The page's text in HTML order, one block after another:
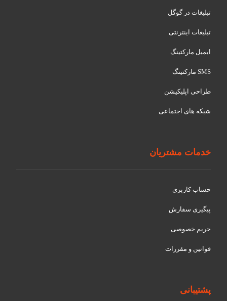
تبلیغات در گوگل
تبلیغات اینترنتی
ایمیل مارکتینگ
SMS مارکتینگ
طراحی اپلیکیشن
شبکه های اجتماعی
خدمات مشتریان
حساب کاربری
پیگیری سفارش
حریم خصوصی
قوانین و مقررات
پشتیبانی